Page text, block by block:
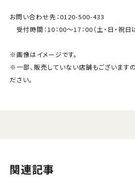
お問い合わせ先：0120-500-433
受付時間：10：00～17：00（土・日・祝日
※画像はイメージです。
※一部、販売していない店舗もございます
ださい。
関連記事